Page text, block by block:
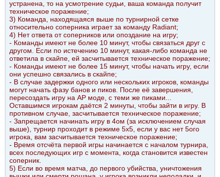
устранена, то на усмотрение судьи, ваша команда получит
техническое поражение;
3) Команда, находящаяся выше по турнирной сетке
относительно соперника играет за команду Radiant;
4) Нет ответа от соперников или опоздание на игру;
- Команды имеют не более 10 минут, чтобы связаться друг с
другом. Если по истечению 10 минут, какая-либо команда не
ответила в скайпе, ей засчитывается техническое поражение;
- Команды имеют не более 15 минут, чтобы начать игру, если
они успешно связались в скайпе;
- В случае задержки одного или нескольких игроков, команды
могут начать фазу банов и пиков. После её завершения,
пересоздать игру на AP моде, с теми же пиками...
Оставшимся игрокам даётся 2 минуты, чтобы зайти в игру. В
противном случае, засчитывается техническое поражение;
- Запрещается начинать игру в 4ом (за исключением случая
выше), турнир проходит в режиме 5х5, если у вас нет 5ого
игрока, вам засчитывается техническое поражение;
- Время отсчёта первой игры начинается с началом турнира,
всех последующих игр с момента, когда становится известен
соперник.
5) Если во время матча, до первого убийства, уничтожения